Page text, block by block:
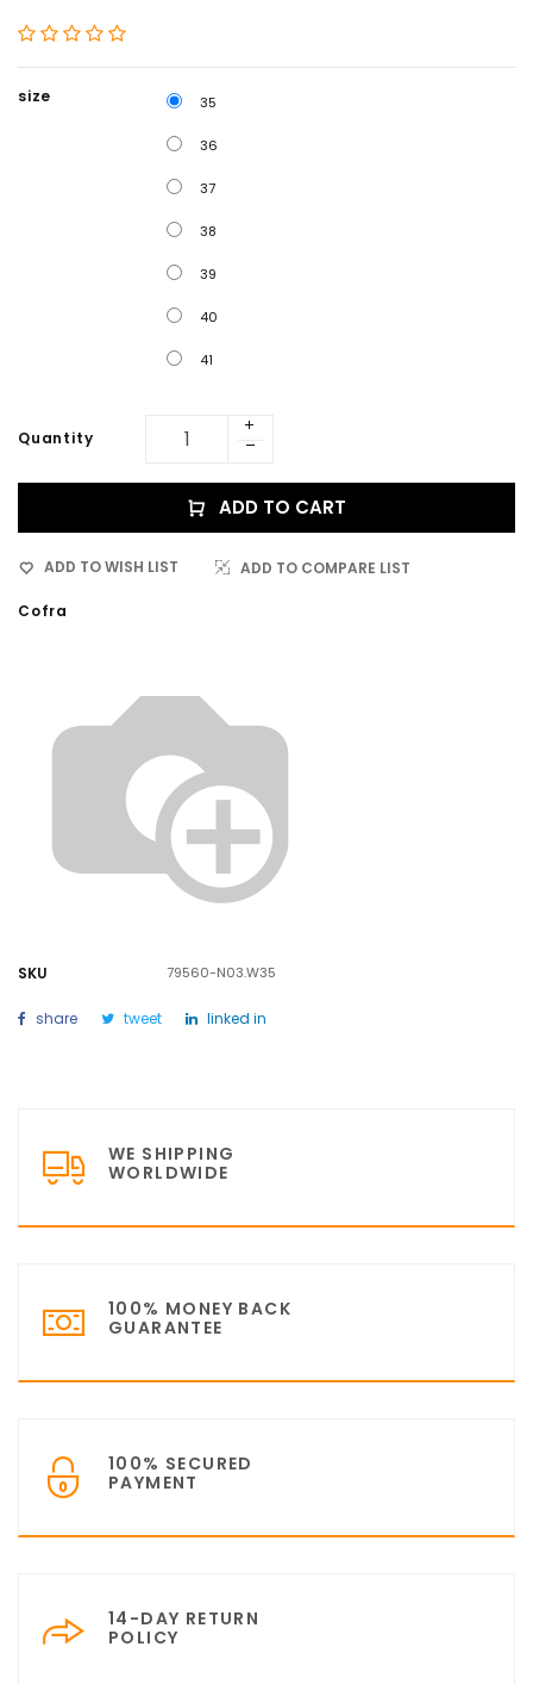
size 35
36
37
38
39
40
41
Quantity
ADD TO CART
ADD TO WISH LIST ADD TO COMPARE LIST
Cofra
SKU 79560-N03.W35
share tweet linked in
WE SHIPPING
WORLDWIDE
100% MONEY BACK
GUARANTEE
100% SECURED
PAYMENT
14-DAY RETURN
POLICY